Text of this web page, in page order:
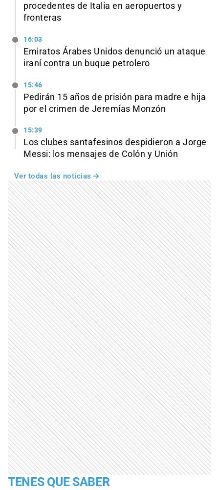
procedentes de Italia en aeropuertos y
fronteras
16:03
Emiratos Árabes Unidos denunció un ataque
iraní contra un buque petrolero
15:46
Pedirán 15 años de prisión para madre e hija
por el crimen de Jeremías Monzón
15:39
Los clubes santafesinos despidieron a Jorge
Messi: los mensajes de Colón y Unión
Ver todas las noticias
TENES QUE SABER